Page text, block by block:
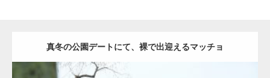
真冬の公園デートにて、裸で出迎えるマッチョ